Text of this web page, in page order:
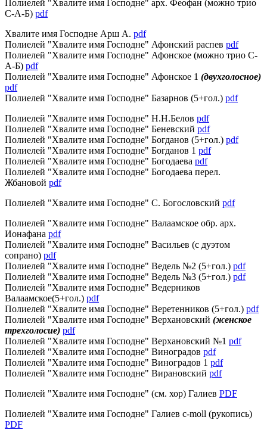
Полиелей "Хвалите имя Господне" арх. Феофан (можно трио
С-А-Б) pdf
Хвалите имя Господне Арш А. pdf
Полиелей "Хвалите имя Господне" Афонский распев pdf
Полиелей "Хвалите имя Господне" Афонское (можно трио С-
А-Б) pdf
Полиелей "Хвалите имя Господне" Афонское 1 (двухголосное)
pdf
Полиелей "Хвалите имя Господне" Базарнов (5+гол.) pdf
Полиелей "Хвалите имя Господне" Н.Н.Белов pdf
Полиелей "Хвалите имя Господне" Беневский pdf
Полиелей "Хвалите имя Господне" Богданов (5+гол.) pdf
Полиелей "Хвалите имя Господне" Богданов 1 pdf
Полиелей "Хвалите имя Господне" Богодаева pdf
Полиелей "Хвалите имя Господне" Богодаева перел.
Жбановой pdf
Полиелей "Хвалите имя Господне" С. Богословский pdf
Полиелей "Хвалите имя Господне" Валаамское обр. арх.
Ионафана pdf
Полиелей "Хвалите имя Господне" Васильев (с дуэтом
сопрано) pdf
Полиелей "Хвалите имя Господне" Ведель №2 (5+гол.) pdf
Полиелей "Хвалите имя Господне" Ведель №3 (5+гол.) pdf
Полиелей "Хвалите имя Господне" Ведерников
Валаамское(5+гол.) pdf
Полиелей "Хвалите имя Господне" Веретенников (5+гол.) pdf
Полиелей "Хвалите имя Господне" Верхановский (женское
трехголосие) pdf
Полиелей "Хвалите имя Господне" Верхановский №1 pdf
Полиелей "Хвалите имя Господне" Виноградов pdf
Полиелей "Хвалите имя Господне" Виноградов 1 pdf
Полиелей "Хвалите имя Господне" Вирановский pdf
Полиелей "Хвалите имя Господне" (см. хор) Галиев PDF
Полиелей "Хвалите имя Господне" Галиев c-moll (рукопись)
PDF